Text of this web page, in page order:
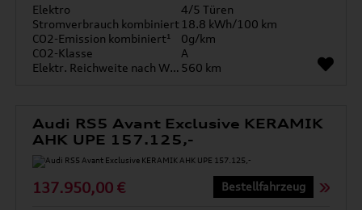
Elektro
4/5 Türen
Stromverbrauch kombiniert 18.8 kWh/100 km
CO2-Emission kombiniert¹
0g/km
CO2-Klasse
A
Elektr. Reichweite nach WLTP* 560 km
Audi RS5 Avant Exclusive KERAMIK
AHK UPE 157.125,-
137.950,00 € Bestellfahrzeug